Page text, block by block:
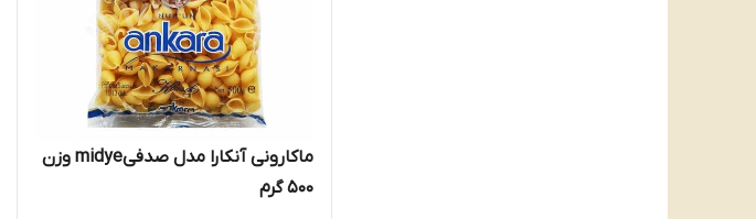
ماکارونی آنکارا مدل صدفیmidye وزن
۵۰۰ گرم